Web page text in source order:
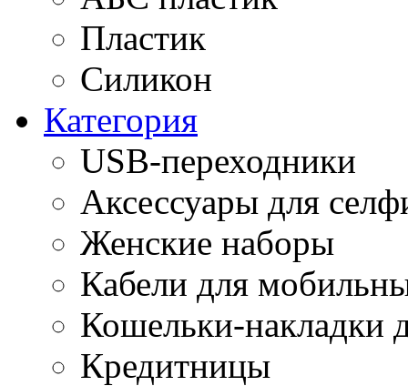
Пластик
Силикон
Категория
USB-переходники
Аксессуары для
Женские наборы
Кабели для
Кошельки-накладки
Кредитницы